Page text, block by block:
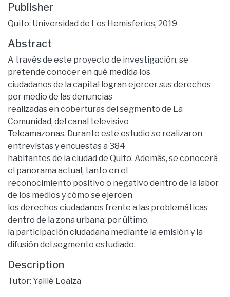
Publisher
Quito: Universidad de Los Hemisferios, 2019
Abstract
A través de este proyecto de investigación, se
pretende conocer en qué medida los
ciudadanos de la capital logran ejercer sus derechos
por medio de las denuncias
realizadas en coberturas del segmento de La
Comunidad, del canal televisivo
Teleamazonas. Durante este estudio se realizaron
entrevistas y encuestas a 384
habitantes de la ciudad de Quito. Además, se conocerá
el panorama actual, tanto en el
reconocimiento positivo o negativo dentro de la labor
de los medios y cómo se ejercen
los derechos ciudadanos frente a las problemáticas
dentro de la zona urbana; por último,
la participación ciudadana mediante la emisión y la
difusión del segmento estudiado.
Description
Tutor: Yalilé Loaiza